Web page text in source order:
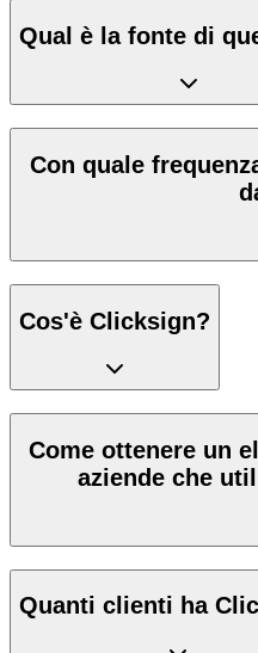
Qual è la fonte di
Con quale
Cos'è Clicksign?
Come ottenere un
aziende che
Quanti clienti ha